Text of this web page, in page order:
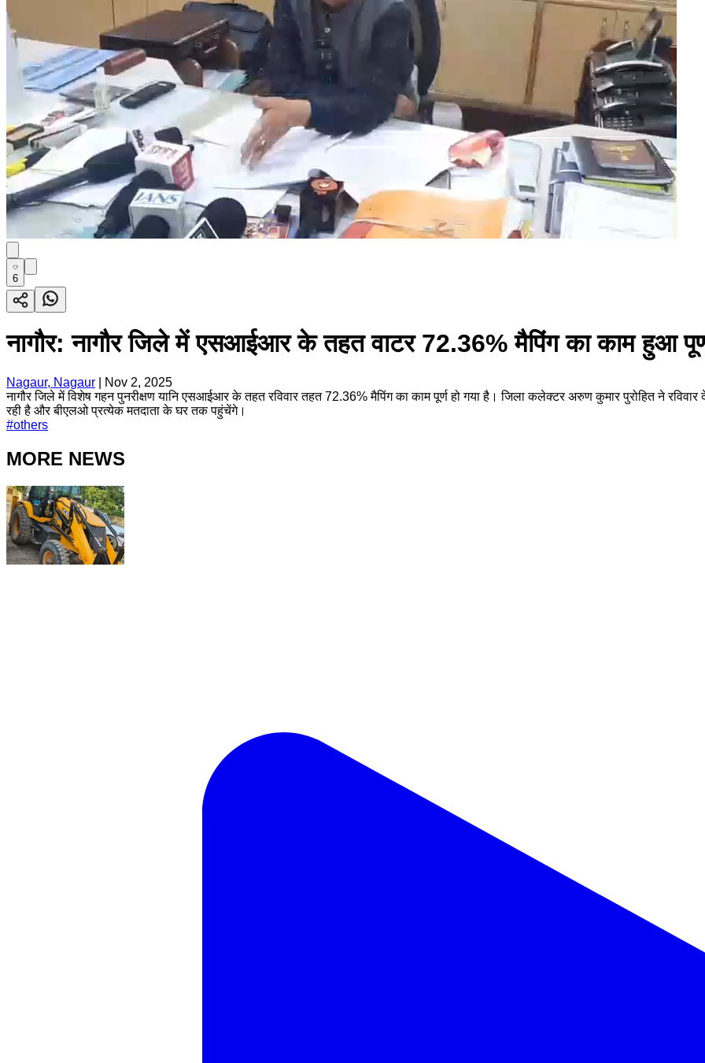
6
नागौर: नागौर जिले में एसआईआर के तहत वाटर 72.36% मैपिंग का काम हुआ
Nagaur, Nagaur
Nov 2, 2025
नागौर जिले में विशेष गहन पुनरीक्षण यानि एसआईआर के तहत रविवार तहत 72.36% मैपिंग का काम पूर्ण हो गया है। जिला कलेक्टर अरुण कुमार पुरोहित ने
रही है और बीएलओ प्रत्येक मतदाता के घर तक पहुंचेंगे।
#others
MORE NEWS